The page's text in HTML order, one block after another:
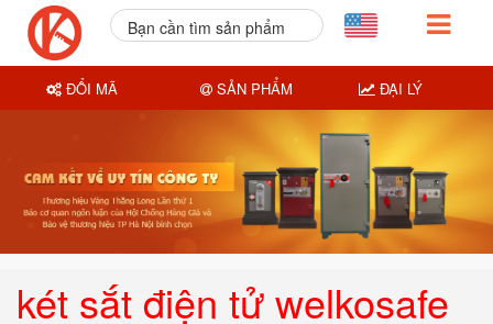
két sắt điện tử welkosafe
Bạn cần tìm sản phẩm
ĐỔI MÃ SẢN PHẨM ĐẠI LÝ